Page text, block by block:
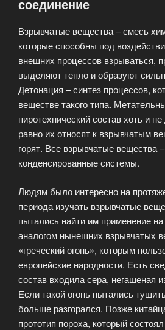
соединение
Взрывчатые вещества – смесь
которые способны под
внешних процессов взрываться,
выделяют тепло и образуют
Детонация – синтез процессов,
веществе такого типа.
пиротехнический состав хоть и
равно их относят к взрывчатым
горят. Все взрывчатые вещества
конденсированные системы.
Людям было интересно на
периода изучать взрывчатые
пытались найти им применение
аналогом нынешних взрывчатых
«греческий огонь», которым
европейские народности. Есть
состав входила сера, негашеная
Если такой огонь пытались
больше разгорался. Позже
прототип пороха, который